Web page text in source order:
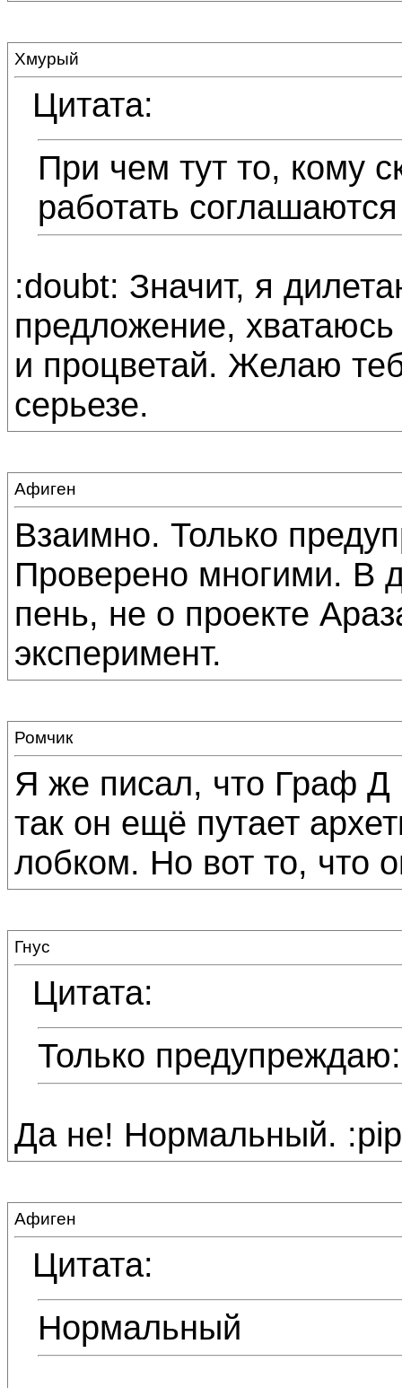
Хмурый
Цитата:
При чем тут то, кому
работать
:doubt: Значит, я
предложение,
и процветай. Желаю
серьезе.
Афиген
Взаимно. Только
Проверено многими. В
пень, не о проекте
эксперимент.
Ромчик
Я же писал, что Граф Д
так он ещё путает
лобком. Но вот то, что
Гнус
Цитата:
Только
Да не! Нормальный.
Афиген
Цитата:
Нормальный